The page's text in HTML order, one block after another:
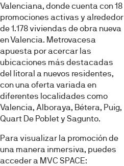
Valenciana, donde cuenta con 18
promociones activas y alrededor
de 1.178 viviendas de obra nueva
en Valencia. Metrovacesa
apuesta por acercar las
ubicaciones más destacadas
del litoral a nuevos residentes,
con una oferta variada en
diferentes localidades como
Valencia, Alboraya, Bétera, Puig,
Quart De Poblet y Sagunto.
Para visualizar la promoción de
una manera inmersiva, puedes
acceder a MVC SPACE: